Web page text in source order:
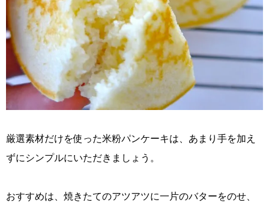
厳選素材だけを使った米粉パンケーキは、あまり手を加え
ずにシンプルにいただきましょう。
おすすめは、焼きたてのアツアツに一片のバターをのせ、